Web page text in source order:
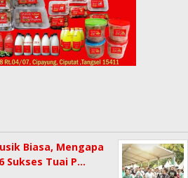
Biasa, Mengapa
Sukses Tuai P…